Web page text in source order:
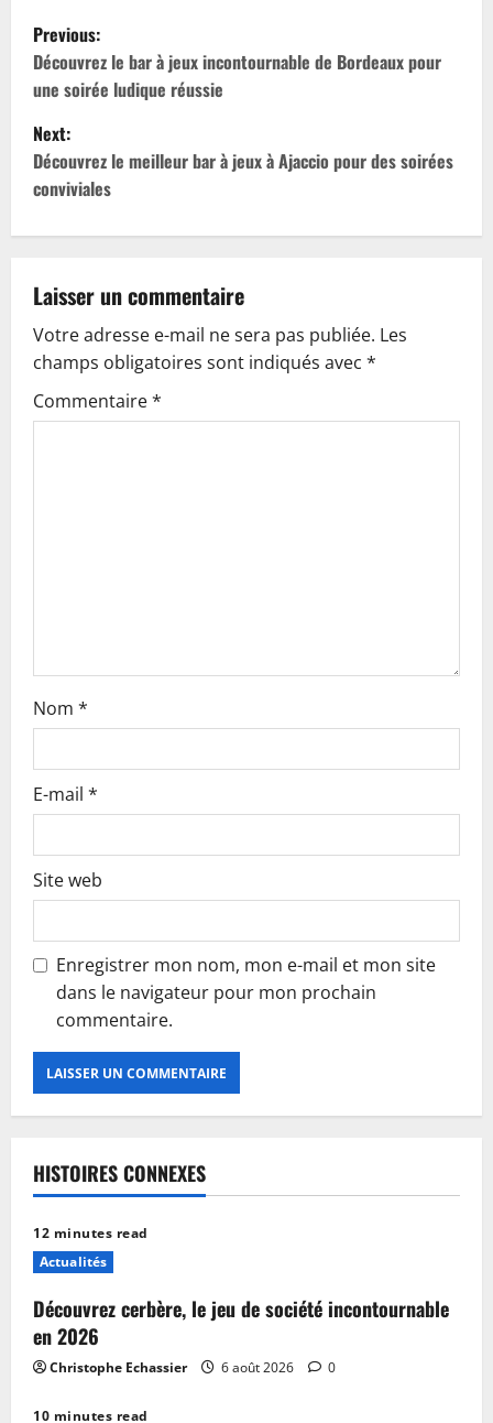
P
o
s
t
n
v
i
g
Previous:
Découvrez le bar à jeux incontournable de Bordeaux pour
une soirée ludique réussie
Next:
Découvrez le meilleur bar à jeux à Ajaccio pour des soirées
conviviales
Laisser un commentaire
Votre adresse e-mail ne sera pas publiée. Les
champs obligatoires sont indiqués avec *
Commentaire*
Nom *
E-mail *
Site web
Enregistrer mon nom, mon e-mail et mon site
dans le navigateur pour mon prochain
commentaire.
HISTOIRES CONNEXES
12 minutes read
Actualités
Découvrez cerbère, le jeu de société incontournable
en 2026
Christophe Echassier 6 août 2026 0
10 minutes read